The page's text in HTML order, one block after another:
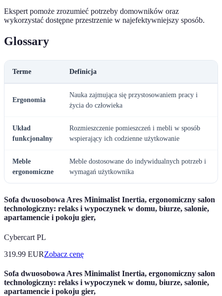
Ekspert pomoże zrozumieć potrzeby domowników oraz
wykorzystać dostępne przestrzenie w najefektywniejszy sposób.
Glossary
Terme Definicja
Ergonomia
Nauka zajmująca się przystosowaniem pracy i
życia do człowieka
Układ
funkcjonalny
Rozmieszczenie pomieszczeń i mebli w sposób
wspierający ich codzienne użytkowanie
Meble
ergonomiczne
Meble dostosowane do indywidualnych potrzeb i
wymagań użytkownika
Sofa dwuosobowa Ares Minimalist Inertia, ergonomiczny salon
technologiczny: relaks i wypoczynek w domu, biurze, salonie,
apartamencie i pokoju gier,
Cybercart PL
319.99 EURZobacz cenę
Sofa dwuosobowa Ares Minimalist Inertia, ergonomiczny salon
technologiczny: relaks i wypoczynek w domu, biurze, salonie,
apartamencie i pokoju gier,